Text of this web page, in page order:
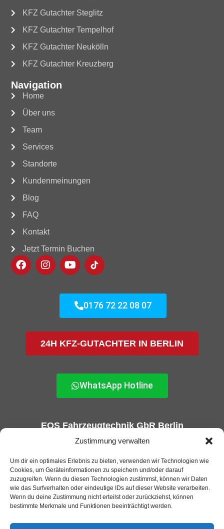
Zustimmung verwalten
Um dir ein optimales Erlebnis zu bieten, verwenden wir Technologien wie
Cookies, um Geräteinformationen zu speichern und/oder darauf
zuzugreifen. Wenn du diesen Technologien zustimmst, können wir Daten
wie das Surfverhalten oder eindeutige IDs auf dieser Website verarbeiten.
Wenn du deine Zustimmung nicht erteilst oder zurückziehst, können
bestimmte Merkmale und Funktionen beeinträchtigt werden.
KFZ Gutachter Steglitz
KFZ Gutachter Tempelhof
KFZ Gutachter Neukölln
KFZ Gutachter Kreuzberg
Navigation
Home
Über uns
Team
Services
Standorte
Kundenmeinungen
Blog
FAQ
Kontakt
Jetzt Termin Buchen
0176 72 22 08 07
24H KFZ-GUTACHTER IN BERLIN
WhatsApp Hotline
EOS Fahrzeugtechnik GbR Berlin
KFZ-Gutachter und GTÜ Prüfstelle in Berlin